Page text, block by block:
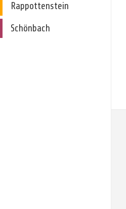
Rappottenstein
Schönbach